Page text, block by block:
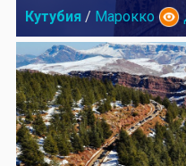
Кутубия / Марокко